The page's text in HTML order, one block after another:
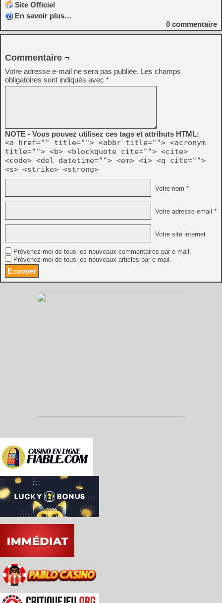
Site Officiel
En savoir plus…
0 commentaire
Commentaire ¬
Votre adresse e-mail ne sera pas publiée. Les champs
obligatoires sont indiqués avec *
NOTE - Vous pouvez utilisez ces tags et attributs HTML:
<a href="" title=""> <abbr title=""> <acronym
title=""> <b> <blockquote cite=""> <cite>
<code> <del datetime=""> <em> <i> <q cite="">
<s> <strike> <strong>
Votre nom *
Votre adresse email *
Votre site internet
Prévenez-moi de tous les nouveaux commentaires par e-mail.
Prévenez-moi de tous les nouveaux articles par e-mail.